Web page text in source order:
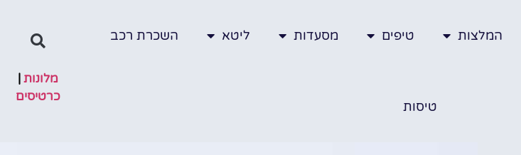
המלצות טיפים מסעדות ליטא השכרת רכב
טיסות
מלונות|
כרטיסים